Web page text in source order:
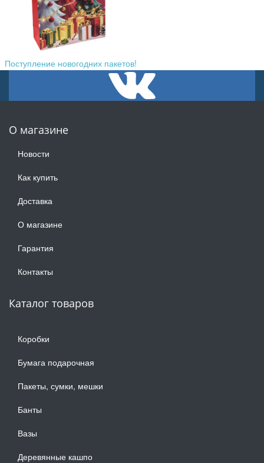
Поступление новогодних пакетов!
О магазине
Новости
Как купить
Доставка
О магазине
Гарантия
Контакты
Каталог товаров
Коробки
Бумага подарочная
Пакеты, сумки, мешки
Банты
Вазы
Деревянные кашпо